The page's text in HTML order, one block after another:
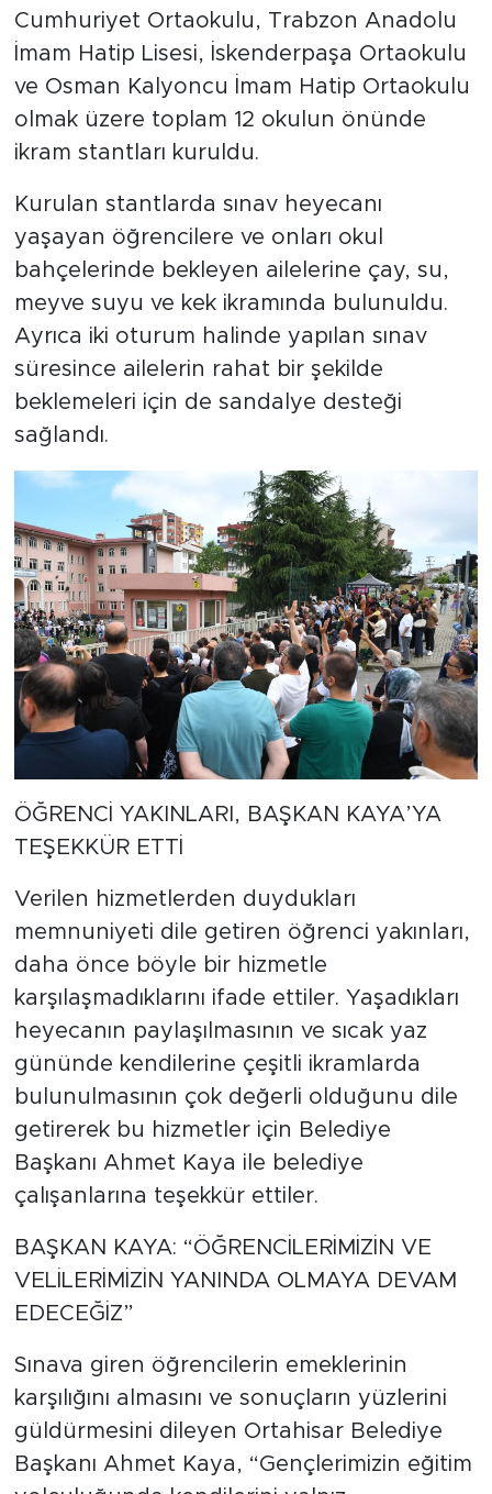
Cumhuriyet Ortaokulu, Trabzon Anadolu
İmam Hatip Lisesi, İskenderpaşa Ortaokulu
ve Osman Kalyoncu İmam Hatip Ortaokulu
olmak üzere toplam 12 okulun önünde
ikram stantları kuruldu.
Kurulan stantlarda sınav heyecanı
yaşayan öğrencilere ve onları okul
bahçelerinde bekleyen ailelerine çay, su,
meyve suyu ve kek ikramında bulunuldu.
Ayrıca iki oturum halinde yapılan sınav
süresince ailelerin rahat bir şekilde
beklemeleri için de sandalye desteği
sağlandı.
ÖĞRENCİ YAKINLARI, BAŞKAN KAYA’YA
TEŞEKKÜR ETTİ
Verilen hizmetlerden duydukları
memnuniyeti dile getiren öğrenci yakınları,
daha önce böyle bir hizmetle
karşılaşmadıklarını ifade ettiler. Yaşadıkları
heyecanın paylaşılmasının ve sıcak yaz
gününde kendilerine çeşitli ikramlarda
bulunulmasının çok değerli olduğunu dile
getirerek bu hizmetler için Belediye
Başkanı Ahmet Kaya ile belediye
çalışanlarına teşekkür ettiler.
BAŞKAN KAYA: “ÖĞRENCİLERİMİZİN VE
VELİLERİMİZİN YANINDA OLMAYA DEVAM
EDECEĞİZ”
Sınava giren öğrencilerin emeklerinin
karşılığını almasını ve sonuçların yüzlerini
güldürmesini dileyen Ortahisar Belediye
Başkanı Ahmet Kaya, “Gençlerimizin eğitim